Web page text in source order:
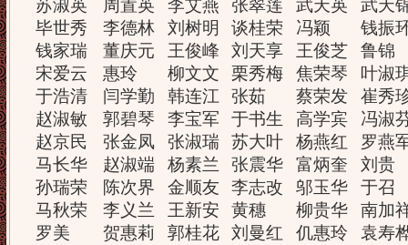
苏淑英
毕世秀
钱家瑞
宋爱云
于浩清
赵淑敏
赵京民
马长华
孙瑞荣
马秋荣
罗美
周置英
李德林
董庆元
惠玲
闫学勤
郭碧琴
张金凤
赵淑端
陈次界
李义兰
贺惠莉
李艾燕
刘树明
王俊峰
柳文文
韩连江
李宝军
张淑瑞
杨素兰
金顺友
王新安
郭桂花
张翠莲
谈桂荣
刘天享
栗秀梅
张茹
于书生
苏大叶
张震华
李志改
黄穗
刘曼红
武天英
冯颖
王俊芝
焦荣琴
蔡荣发
高学宾
杨燕红
富炳奎
邬玉华
柳贵华
仉惠玲
武天
钱振
鲁锦
叶淑
崔秀
冯淑
罗燕
刘贵
于召
南加
袁寿